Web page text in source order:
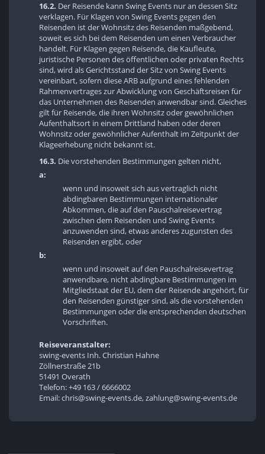
16.2. Der Reisende kann Swing Events nur an dessen Sitz
verklagen. Für Klagen von Swing Events gegen den
Reisenden ist der Wohnsitz des Reisenden maßgebend,
soweit es sich bei dem Reisenden um einen Verbraucher
handelt. Für Klagen gegen Reisende, die Kaufleute,
juristische Personen des öffentlichen oder privaten Rechts
sind, wird als Gerichtsstand der Sitz von Swing Events
vereinbart, sofern diese ARB aufgrund eines fehlenden
Rahmenvertrages zur Abwicklung von Geschäftsreisen für
das Unternehmen des Reisenden anwendbar sind. Gleiches
gilt für Reisende, die ihren Wohnsitz oder gewöhnlichen
Aufenthaltsort in einem Drittland haben oder deren
Wohnsitz oder gewöhnlicher Aufenthalt im Zeitpunkt der
Klageerhebung nicht bekannt ist.
16.3. Die vorstehenden Bestimmungen gelten nicht,
a:
wenn und insoweit sich aus vertraglich nicht
abdingbaren Bestimmungen internationaler
Abkommen, die auf den Pauschalreisevertrag
zwischen dem Reisenden und Swing Events
anzuwenden sind, etwas anderes zugunsten des
Reisenden ergibt, oder
b:
wenn und insoweit auf den Pauschalreisevertrag
anwendbare, nicht abdingbare Bestimmungen im
Mitgliedstaat der EU, dem der Reisende angehört, für
den Reisenden günstiger sind, als die vorstehenden
Bestimmungen oder die entsprechenden deutschen
Vorschriften.
Reiseveranstalter:
swing-events Inh. Christian Hahne
Zöllnerstraße 21b
51491 Overath
Telefon: +49 163 / 6666002
Email: chris@swing-events.de, zahlung@swing-events.de